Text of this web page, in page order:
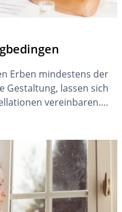
Erben mindestens der
Gestaltung, lassen sich
vereinbaren.
gar